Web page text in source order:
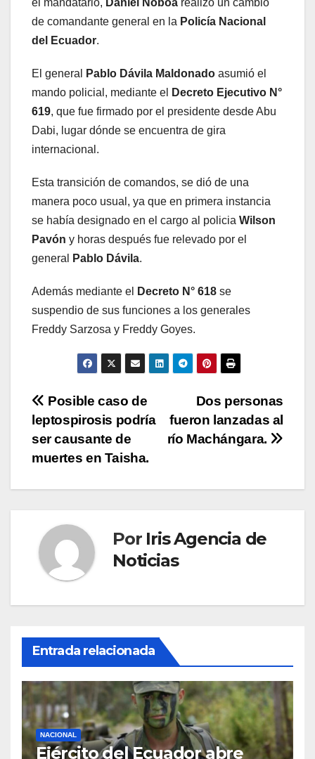
el mandatario, Daniel Noboa realizó un cambio
de comandante general en la Policía Nacional
del Ecuador.
El general Pablo Dávila Maldonado asumió el
mando policial, mediante el
Decreto Ejecutivo N°
619, que fue firmado por el presidente desde Abu
Dabi, lugar dónde se encuentra de gira
internacional.
Esta transición de comandos, se dió de una
manera poco usual, ya que en primera instancia
se había designado en el cargo al policia Wilson
Pavón y horas después fue relevado por el
general
Pablo Dávila.
Además mediante el Decreto N° 618 se
suspendio de sus funciones a los generales
Freddy Sarzosa y Freddy Goyes.
Navegación
de
entradas
Dos personas
fueron lanzadas al
río Machángara.
Posible caso de
leptospirosis podría
ser causante de
muertes en Taisha.
Por Iris Agencia de
Noticias
Entrada relacionada
NACIONAL
Ejército del Ecuador abre